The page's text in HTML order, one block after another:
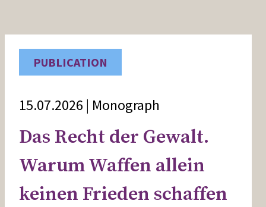
PUBLICATION
15.07.2026 | Monograph
Das Recht der Gewalt.
Warum Waffen allein
keinen Frieden schaffen